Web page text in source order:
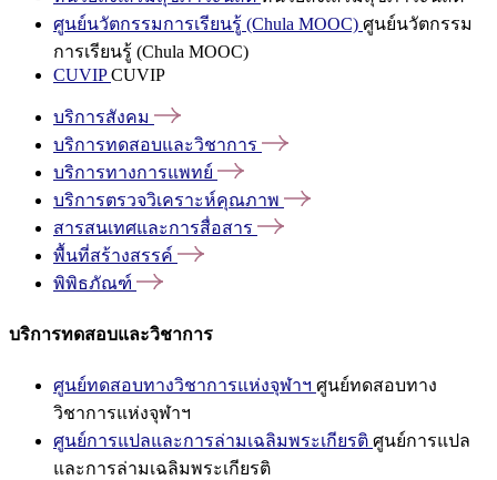
ศูนย์นวัตกรรมการเรียนรู้ (Chula MOOC) ศูนย์นวัตกรรม
การเรียนรู้ (Chula MOOC)
CUVIPCUVIP
บริการสังคม
บริการทดสอบและวิชาการ
บริการทางการแพทย์
บริการตรวจวิเคราะห์คุณภาพ
สารสนเทศและการสื่อสาร
พื้นที่สร้างสรรค์
พิพิธภัณฑ์
บริการทดสอบและวิชาการ
ศูนย์ทดสอบทางวิชาการแห่งจุฬาฯ ศูนย์ทดสอบทาง
วิชาการแห่งจุฬาฯ
ศูนย์การแปลและการล่ามเฉลิมพระเกียรติ ศูนย์การแปล
และการล่ามเฉลิมพระเกียรติ